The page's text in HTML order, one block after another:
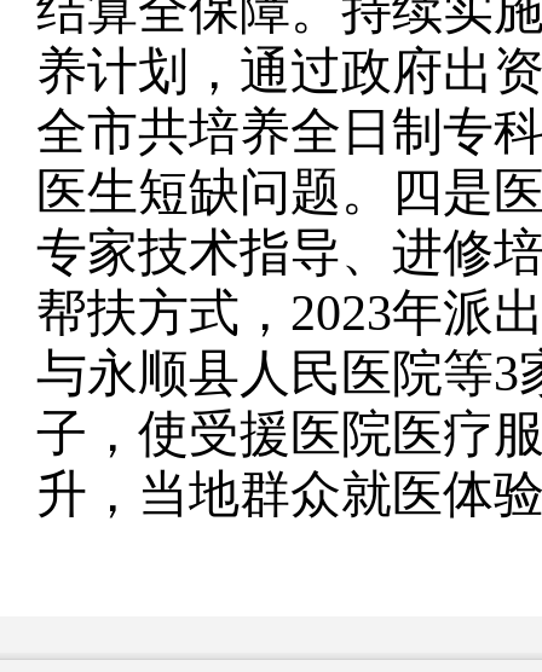
养计划，通过政府出
全市共培养全日制专
医生短缺问题。四是
专家技术指导、进修
帮扶方式，2023年派
与永顺县人民医院等3
子，使受援医院医疗
升，当地群众就医体